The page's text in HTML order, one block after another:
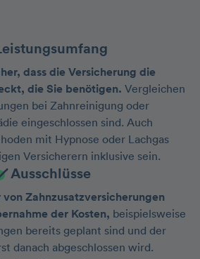
dass die Versicherung die
die Sie benötigen. Vergleichen
bei Zahnreinigung oder
eingeschlossen sind. Auch
mit Hypnose oder Lachgas
Versicherern inklusive sein.
Ausschlüsse
von Zahnzusatzversicherungen
der Kosten, beispielsweise
bereits geplant sind und der
danach abgeschlossen wird.